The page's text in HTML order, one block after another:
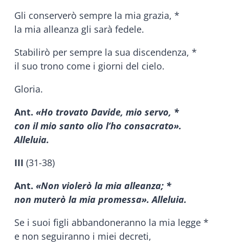
Gli conserverò sempre la mia grazia, *
la mia alleanza gli sarà fedele.
Stabilirò per sempre la sua discendenza, *
il suo trono come i giorni del cielo.
Gloria.
Ant. «Ho trovato Davide, mio servo, *
con il mio santo olio l’ho consacrato».
Alleluia.
III (31-38)
Ant. «Non violerò la mia alleanza; *
non muterò la mia promessa». Alleluia.
Se i suoi figli abbandoneranno la mia legge *
e non seguiranno i miei decreti,